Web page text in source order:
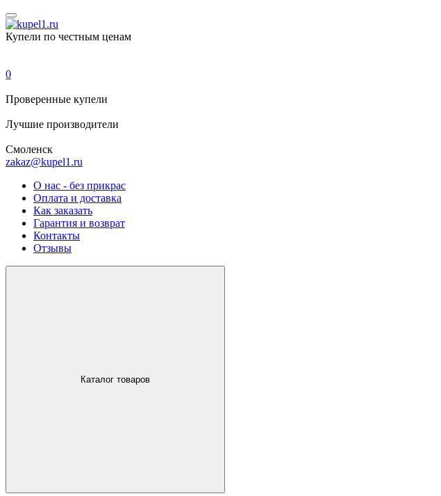
Купели по честным ценам
0
Проверенные купели
Лучшие производители
Смоленск
zakaz@kupel1.ru
О нас - без прикрас
Оплата и доставка
Как заказать
Гарантия и возврат
Контакты
Отзывы
Каталог товаров